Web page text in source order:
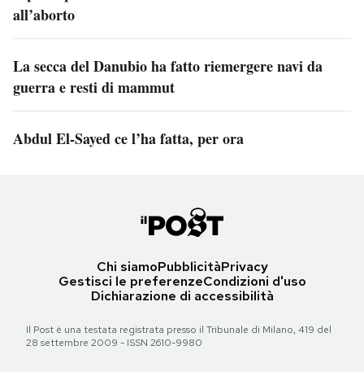
all’aborto
La secca del Danubio ha fatto riemergere navi da
guerra e resti di mammut
Abdul El-Sayed ce l’ha fatta, per ora
Chi siamoPubblicitàPrivacy
Gestisci le preferenzeCondizioni d'uso
Dichiarazione di accessibilità
Il Post è una testata registrata presso il Tribunale di Milano, 419 del
28 settembre 2009 - ISSN 2610-9980